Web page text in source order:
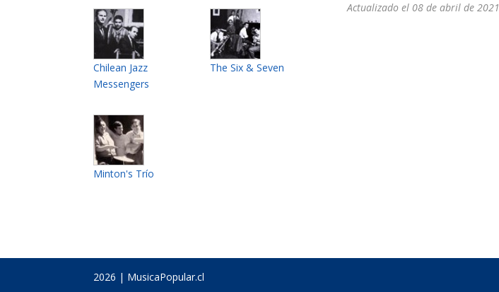
Chilean Jazz
Messengers
The Six & Seven
Minton's Trío
Actualizado el 08 de abril de 2021
2026 | MusicaPopular.cl